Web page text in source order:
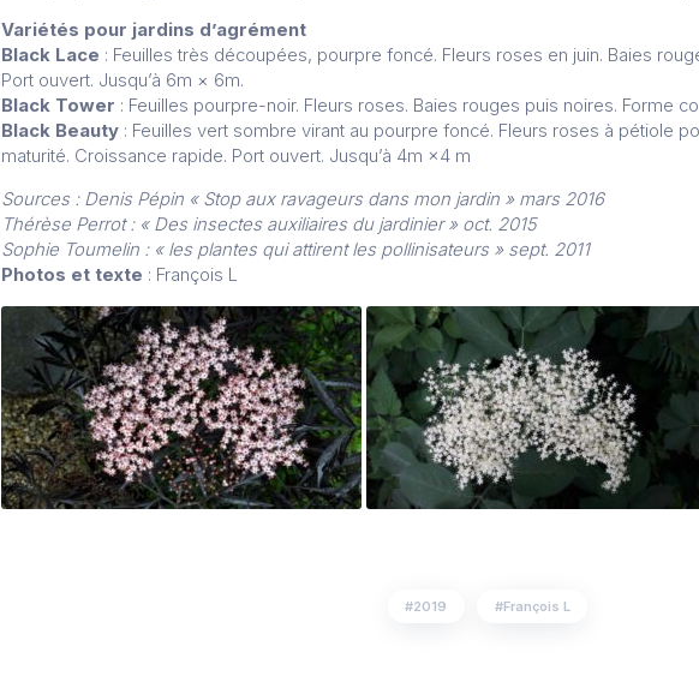
Variétés pour jardins d’agrément
Black Lace : Feuilles très découpées, pourpre foncé. Fleurs roses en juin. Baies
Port ouvert. Jusqu’à 6m × 6m.
Black Tower : Feuilles pourpre-noir. Fleurs roses. Baies rouges puis noires. Forme
Black Beauty : Feuilles vert sombre virant au pourpre foncé. Fleurs roses à pétiole
maturité. Croissance rapide. Port ouvert. Jusqu’à 4m ×4 m
Sources : Denis Pépin « Stop aux ravageurs dans mon jardin » mars 2016
Thérèse Perrot : « Des insectes auxiliaires du jardinier » oct. 2015
Sophie Toumelin : « les plantes qui attirent les pollinisateurs » sept. 2011
Photos et texte : François L
2019 François L